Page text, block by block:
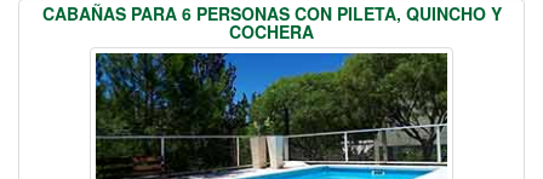
CABAÑAS PARA 6 PERSONAS CON PILETA, QUINCHO Y
COCHERA